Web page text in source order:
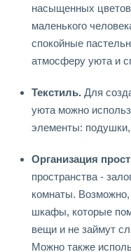
насыщенных
маленького
спокойные
атмосферу уюта и
Текстиль. Для
уюта можно
элементы:
Организация
пространства -
комнаты. Возможно,
шкафы, которые
вещи и не займут
Можно также